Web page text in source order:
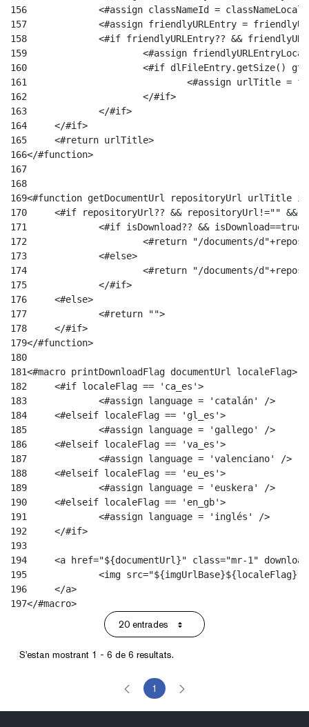
156
<#assign classNameId =
157
<#assign friendlyURLEntry =
158
<#if friendlyURLEntry?? &&
159
<#assign
160
161
<#assign urlTitle
162
163
164
	</#if>
165
	<#return urlTitle>
166
167
168
169
170
<#if repositoryUrl?? && repositoryUrl!="" &&
171
<#if isDownload?? &&
172
<#return "/documents/
173
		<#else>
174
<#return "/documents/
175
		</#if>
176
	<#else>
177
		<#return "">
178
	</#if>
179</#function>
180
181<#macro printDownloadFlag documentUrl localeFlag>
182
	<#if localeFlag == 'ca_es'>
183
		<#assign language = 'catalán' />
184
	<#elseif localeFlag == 'gl_es'>
185
		<#assign language = 'gallego' />
186
	<#elseif localeFlag == 'va_es'>
187
		<#assign language = 'valenciano' />
188
	<#elseif localeFlag == 'eu_es'>
189
		<#assign language = 'euskera' />
190
	<#elseif localeFlag == 'en_gb'>
191
		<#assign language = 'inglés' />
192
	</#if>
193
194
<a href="${documentUrl}" class="mr-1"
195
<img
196
	</a>
197</#macro>
20 entradesPer pàgina
S'estan mostrant 1 - 6 de 6 resultats.
Pàgina
1